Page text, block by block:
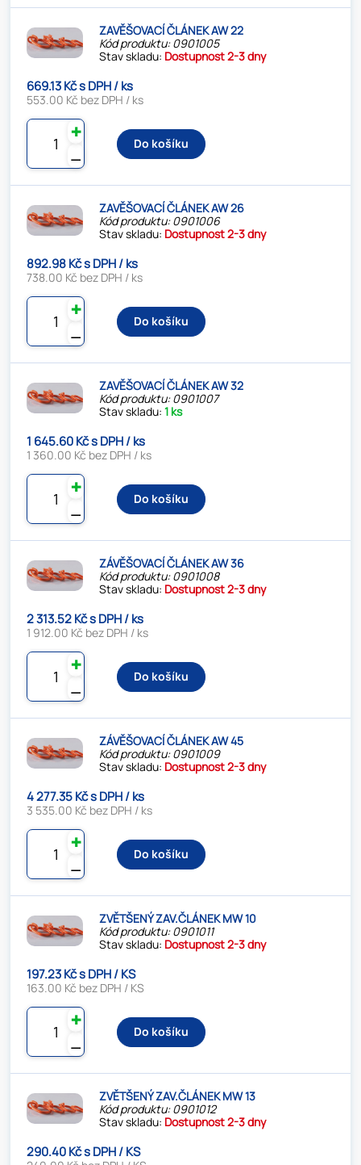
ZAVĚŠOVACÍ ČLÁNEK AW 22
Kód produktu: 0901005
Stav skladu: Dostupnost 2-3 dny
669.13 Kč s DPH / ks
553.00 Kč bez DPH / ks
⚊
✚
Do košíku
ZAVĚŠOVACÍ ČLÁNEK AW 26
Kód produktu: 0901006
Stav skladu: Dostupnost 2-3 dny
892.98 Kč s DPH / ks
738.00 Kč bez DPH / ks
⚊
✚
Do košíku
ZAVĚŠOVACÍ ČLÁNEK AW 32
Kód produktu: 0901007
Stav skladu:1 ks
1 645.60 Kč s DPH / ks
1 360.00 Kč bez DPH / ks
⚊
✚
Do košíku
ZÁVĚŠOVACÍ ČLÁNEK AW 36
Kód produktu: 0901008
Stav skladu: Dostupnost 2-3 dny
2 313.52 Kč s DPH / ks
1 912.00 Kč bez DPH / ks
⚊
✚
Do košíku
ZÁVĚŠOVACÍ ČLÁNEK AW 45
Kód produktu: 0901009
Stav skladu: Dostupnost 2-3 dny
4 277.35 Kč s DPH / ks
3 535.00 Kč bez DPH / ks
⚊
✚
Do košíku
ZVĚTŠENÝ ZAV.ČLÁNEK MW 10
Kód produktu: 0901011
Stav skladu: Dostupnost 2-3 dny
197.23 Kč s DPH / KS
163.00 Kč bez DPH / KS
⚊
✚
Do košíku
ZVĚTŠENÝ ZAV.ČLÁNEK MW 13
Kód produktu: 0901012
Stav skladu: Dostupnost 2-3 dny
290.40 Kč s DPH / KS